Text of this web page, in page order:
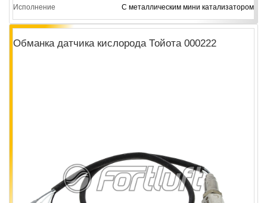
Исполнение
С металлическим мини катализатором
Обманка датчика кислорода Тойота 000222